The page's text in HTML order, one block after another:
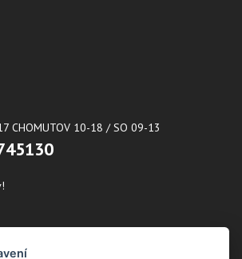
CHOMUTOV 10-18 / SO 09-13